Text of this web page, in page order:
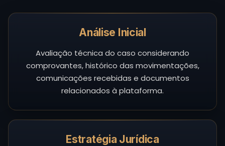
Análise Inicial
Avaliação técnica do caso considerando
comprovantes, histórico das movimentações,
comunicações recebidas e documentos
relacionados à plataforma.
Estratégia Jurídica